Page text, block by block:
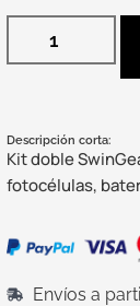
Descripción corta:
Kit doble
fotocélulas,
Envíos a